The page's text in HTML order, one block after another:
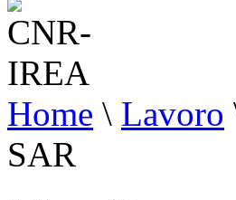
Home \ Lavoro
SAR